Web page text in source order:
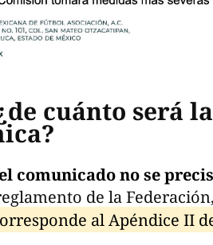
cuánto será
el comunicado no se
de la
al Apéndice II